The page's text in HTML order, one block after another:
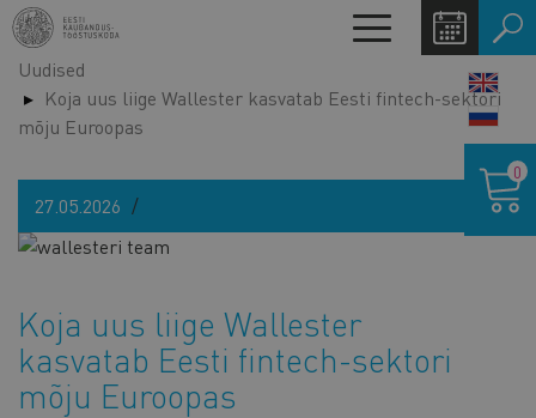
Liigu
edasi
põhisisu
juurde
Toggle
navigation
Uudised
Koja uus liige Wallester kasvatab Eesti fintech-sektori
mõju Euroopas
27.05.2026
Koja uus liige Wallester
kasvatab Eesti fintech-sektori
mõju Euroopas
0